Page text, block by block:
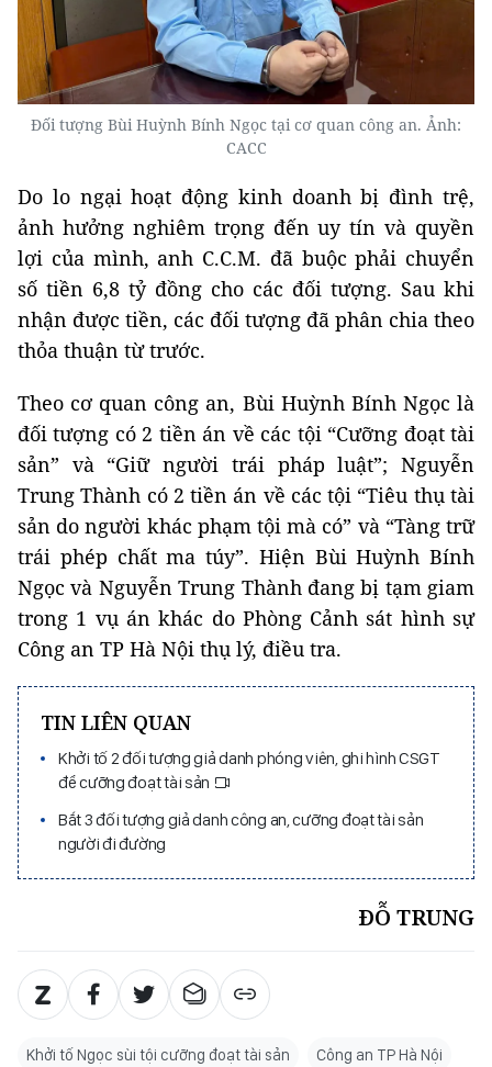
Đối tượng Bùi Huỳnh Bính Ngọc tại cơ quan công an. Ảnh:
CACC
Do lo ngại hoạt động kinh doanh bị đình trệ,
ảnh hưởng nghiêm trọng đến uy tín và quyền
lợi của mình, anh C.C.M. đã buộc phải chuyển
số tiền 6,8 tỷ đồng cho các đối tượng. Sau khi
nhận được tiền, các đối tượng đã phân chia theo
thỏa thuận từ trước.
Theo cơ quan công an, Bùi Huỳnh Bính Ngọc là
đối tượng có 2 tiền án về các tội “Cưỡng đoạt tài
sản” và “Giữ người trái pháp luật”; Nguyễn
Trung Thành có 2 tiền án về các tội “Tiêu thụ tài
sản do người khác phạm tội mà có” và “Tàng trữ
trái phép chất ma túy”. Hiện Bùi Huỳnh Bính
Ngọc và Nguyễn Trung Thành đang bị tạm giam
trong 1 vụ án khác do Phòng Cảnh sát hình sự
Công an TP Hà Nội thụ lý, điều tra.
TIN LIÊN QUAN
Khởi tố 2 đối tượng giả danh phóng viên, ghi hình CSGT
để cưỡng đoạt tài sản
Bắt 3 đối tượng giả danh công an, cưỡng đoạt tài sản
người đi đường
ĐỖ TRUNG
Khởi tố Ngọc sùi tội cưỡng đoạt tài sản Công an TP Hà Nội